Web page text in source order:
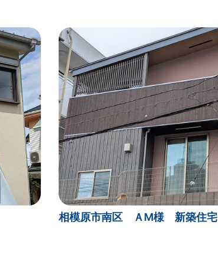
相模原市南区 ＡM様 新築住宅